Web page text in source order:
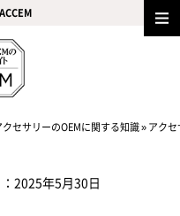
クセサリーのOEMに関する知識»アク
2025年5月30日